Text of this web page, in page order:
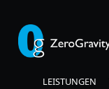
LEISTUNGEN